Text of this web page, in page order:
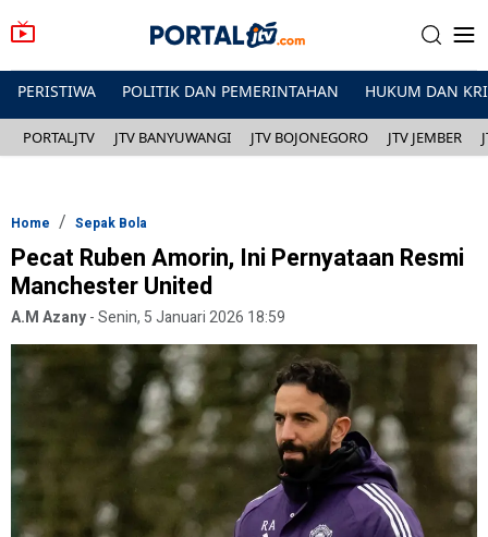
PERISTIWA POLITIK DAN PEMERINTAHAN HUKUM DAN
PORTALJTV JTV BANYUWANGI JTV BOJONEGORO JTV JEMBER
Home Sepak Bola
Pecat Ruben Amorin, Ini Pernyataan Resmi
Manchester United
A.M Azany-Senin, 5 Januari 2026 18:59